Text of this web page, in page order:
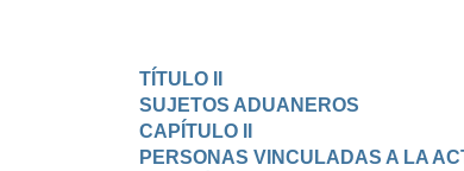
TÍTULO II
SUJETOS ADUANEROS
CAPÍTULO II
PERSONAS VINCULADAS A LA